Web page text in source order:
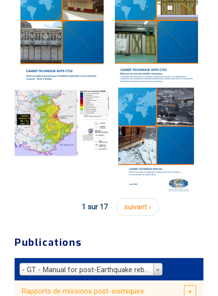
1 sur 17 suivant ›
Publications
- GT - Manual for post-Earthquake rebuilding in Nepal (2016)
Rapports de missions post-sismiques